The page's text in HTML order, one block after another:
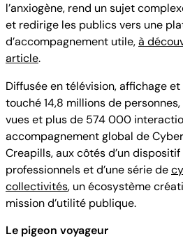
l’anxiogène, rend un sujet
et redirige les publics vers une
d’accompagnement utile,à
article.
Diffusée en télévision, affichage
touché 14,8 millions de
vues et plus de 574 000
accompagnement global de
Creapills, aux côtés d’un
professionnels et d’une série de
collectivités, un écosystème
mission d’utilité publique.
Le pigeon voyageur